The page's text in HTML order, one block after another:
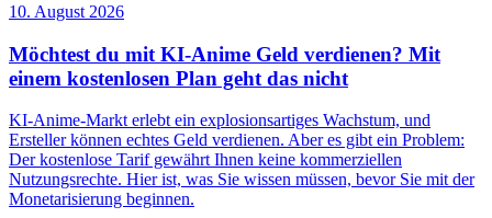
10. August 2026
Möchtest du mit KI-Anime Geld verdienen? Mit
einem kostenlosen Plan geht das nicht
KI-Anime-Markt erlebt ein explosionsartiges Wachstum, und
Ersteller können echtes Geld verdienen. Aber es gibt ein Problem:
Der kostenlose Tarif gewährt Ihnen keine kommerziellen
Nutzungsrechte. Hier ist, was Sie wissen müssen, bevor Sie mit der
Monetarisierung beginnen.